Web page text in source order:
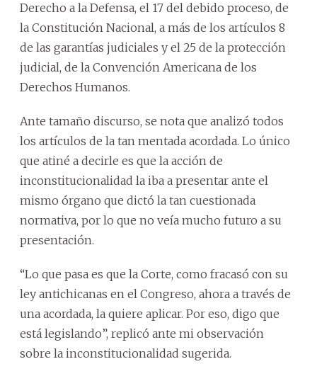
Derecho a la Defensa, el 17 del debido proceso, de
la Constitución Nacional, a más de los artículos 8
de las garantías judiciales y el 25 de la protección
judicial, de la Convención Americana de los
Derechos Humanos.
Ante tamaño discurso, se nota que analizó todos
los artículos de la tan mentada acordada. Lo único
que atiné a decirle es que la acción de
inconstitucionalidad la iba a presentar ante el
mismo órgano que dictó la tan cuestionada
normativa, por lo que no veía mucho futuro a su
presentación.
“Lo que pasa es que la Corte, como fracasó con su
ley antichicanas en el Congreso, ahora a través de
una acordada, la quiere aplicar. Por eso, digo que
está legislando”, replicó ante mi observación
sobre la inconstitucionalidad sugerida.